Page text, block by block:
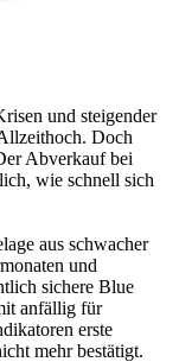
und steigender
Doch
Abverkauf bei
wie schnell sich
aus schwacher
und
sichere Blue
anfällig für
erste
mehr bestätigt.